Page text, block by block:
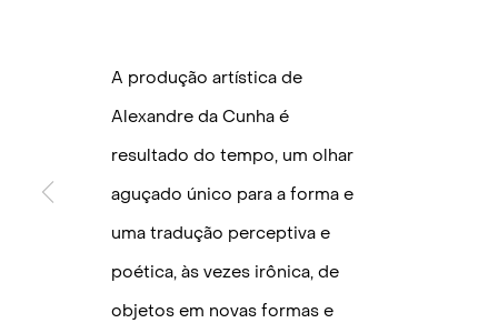
A produção artística de
Alexandre da Cunha é
resultado do tempo, um olhar
aguçado único para a forma e
uma tradução perceptiva e
poética, às vezes irônica, de
objetos em novas formas e